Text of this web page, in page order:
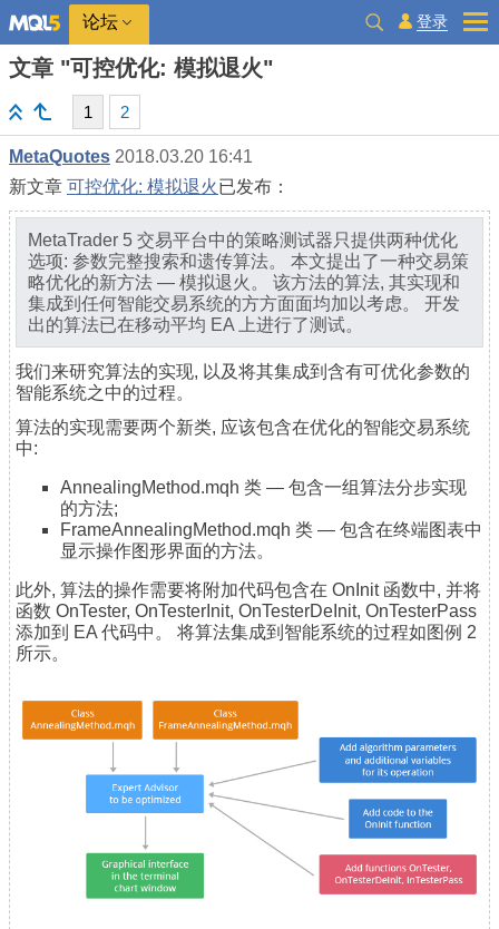
论坛 登录
文章 "可控优化: 模拟退火"
1 2
MetaQuotes 2018.03.20 16:41
新文章 可控优化: 模拟退火已发布：
MetaTrader 5 交易平台中的策略测试器只提供两种优化
选项: 参数完整搜索和遗传算法。 本文提出了一种交易策
略优化的新方法 — 模拟退火。 该方法的算法, 其实现和
集成到任何智能交易系统的方方面面均加以考虑。 开发
出的算法已在移动平均 EA 上进行了测试。
我们来研究算法的实现, 以及将其集成到含有可优化参数的
智能系统之中的过程。
算法的实现需要两个新类, 应该包含在优化的智能交易系统
中:
AnnealingMethod.mqh 类 — 包含一组算法分步实现
的方法;
FrameAnnealingMethod.mqh 类 — 包含在终端图表中
显示操作图形界面的方法。
此外, 算法的操作需要将附加代码包含在 OnInit 函数中, 并将
函数 OnTester, OnTesterInit, OnTesterDeInit, OnTesterPass
添加到 EA 代码中。 将算法集成到智能系统的过程如图例 2
所示。